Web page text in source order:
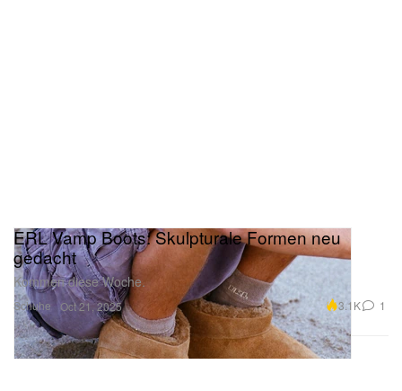
Schuhe
ERL Vamp Boots: Skulpturale Formen neu
gedacht
Kommen diese Woche.
Oct 21, 2025 3.1K 1